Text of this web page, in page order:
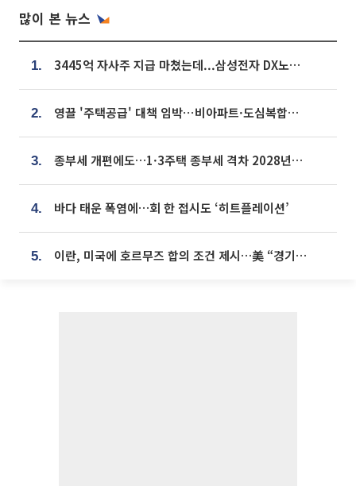
많이 본 뉴스
1. 3445억 자사주 지급 마쳤는데...삼성전자 DX노조, 뒤늦은 '떼쓰기 집회'
2. 영끌 '주택공급' 대책 임박⋯비아파트·도심복합까지 총동원
3. 종부세 개편에도…1·3주택 종부세 격차 2028년부터 확대
4. 바다 태운 폭염에…회 한 접시도 ‘히트플레이션’
5. 이란, 미국에 호르무즈 합의 조건 제시…美 “경기 아직 안 끝나” [종합]